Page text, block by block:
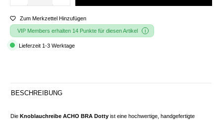
Zum Merkzettel Hinzufügen
VIP Members erhalten 14 Punkte für diesen Artikel
Lieferzeit 1-3 Werktage
BESCHREIBUNG
Die Knoblauchreibe ACHO BRA Dotty ist eine hochwertige, handgefertigte